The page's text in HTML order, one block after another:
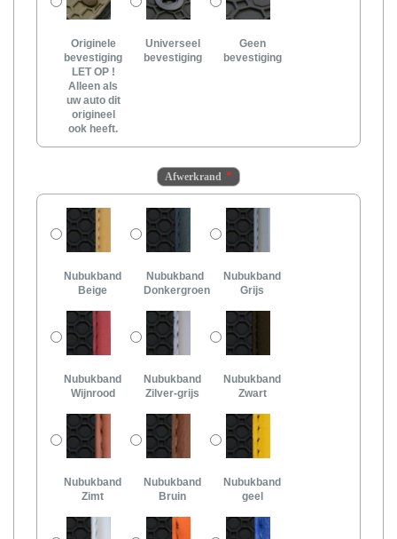
Originele
bevestiging
LET OP !
Alleen als
uw auto dit
origineel
ook heeft.
Universeel
bevestiging
Geen
bevestiging
Afwerkrand
Nubukband
Beige
Nubukband
Donkergroen
Nubukband
Grijs
Nubukband
Wijnrood
Nubukband
Zilver-grijs
Nubukband
Zwart
Nubukband
Zimt
Nubukband
Bruin
Nubukband
geel